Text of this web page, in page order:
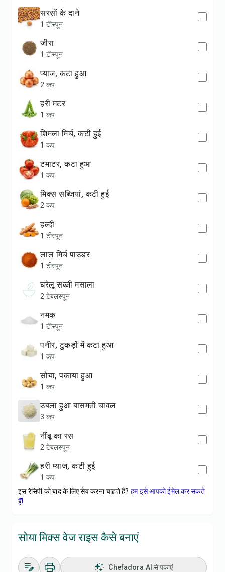
सरसों के दाने
1 टीस्पून
जीरा
1 टीस्पून
प्याज, कटा हुआ
2 कप
हरी मटर
1 कप
शिमला मिर्च, कटी हुई
1 कप
टमाटर, कटा हुआ
1 कप
मिक्स सब्जियां, कटी हुई
2 कप
हल्दी
1 टीस्पून
लाल मिर्च पाउडर
1 टीस्पून
घरेलू सब्जी मसाला
2 टेबलस्पून
नमक
1 टीस्पून
पनीर, टुकड़ों में कटा हुआ
1 कप
सोया, पकाया हुआ
1 कप
उबला हुआ बासमती चावल
3 कप
नींबू का रस
2 टेबलस्पून
हरी प्याज, कटी हुई
1 कप
इस रेसिपी को बाद के लिए सेव करना चाहते हैं? हम इसे आपको ईमेल कर सकते
हैं!
सोया मिक्स वेज राइस कैसे बनाएं
Chefadora AI से पकाएं